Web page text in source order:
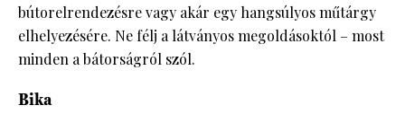
bútorelrendezésre vagy akár egy hangsúlyos műtárgy
elhelyezésére. Ne félj a látványos megoldásoktól – most
minden a bátorságról szól.
Bika